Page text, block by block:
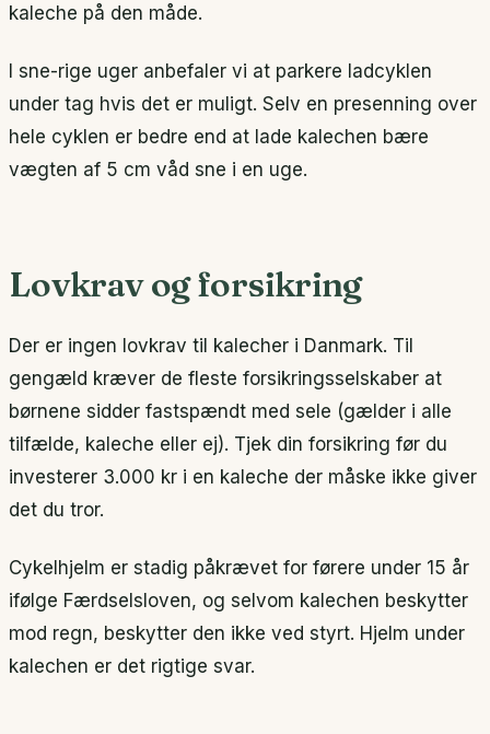
kaleche på den måde.
I sne-rige uger anbefaler vi at parkere ladcyklen
under tag hvis det er muligt. Selv en presenning over
hele cyklen er bedre end at lade kalechen bære
vægten af 5 cm våd sne i en uge.
Lovkrav og forsikring
Der er ingen lovkrav til kalecher i Danmark. Til
gengæld kræver de fleste forsikringsselskaber at
børnene sidder fastspændt med sele (gælder i alle
tilfælde, kaleche eller ej). Tjek din forsikring før du
investerer 3.000 kr i en kaleche der måske ikke giver
det du tror.
Cykelhjelm er stadig påkrævet for førere under 15 år
ifølge Færdselsloven, og selvom kalechen beskytter
mod regn, beskytter den ikke ved styrt. Hjelm under
kalechen er det rigtige svar.